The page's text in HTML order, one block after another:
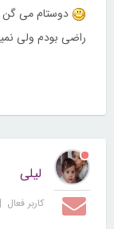
دوستام می گن
راضی بودم ولی
لیلی
کاربر فعال |